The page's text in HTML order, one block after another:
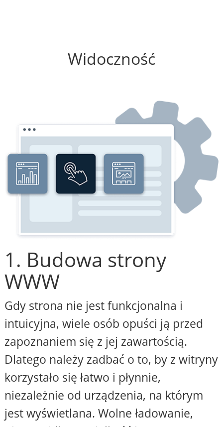
Widoczność
1. Budowa strony
WWW
Gdy strona nie jest funkcjonalna i
intuicyjna, wiele osób opuści ją przed
zapoznaniem się z jej zawartością.
Dlatego należy zadbać o to, by z witryny
korzystało się łatwo i płynnie,
niezależnie od urządzenia, na którym
jest wyświetlana. Wolne ładowanie,